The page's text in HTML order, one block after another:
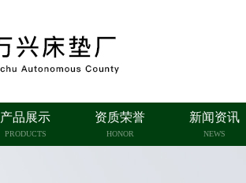
产品展示
PRODUCTS
资质荣誉
HONOR
新闻资讯
NEWS